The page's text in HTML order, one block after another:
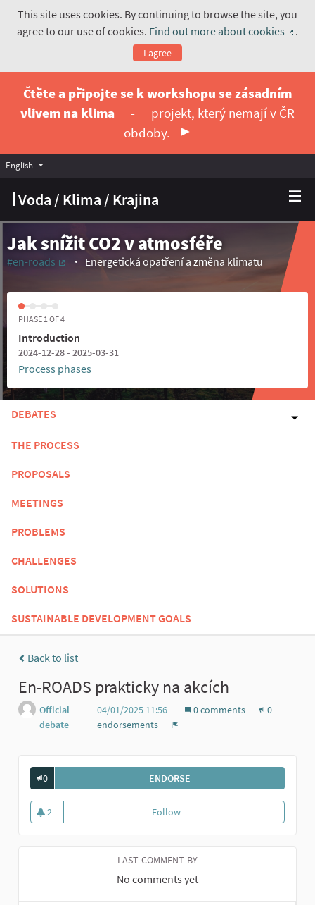
This site uses cookies. By continuing to browse the site, you
agree to our use of cookies. Find out more about cookies
.
I agree
Čtěte a připojte se k workshopu se zásadním
vlivem na klima
-
projekt, který nemají v ČR
obdoby.
Voda / Klima / Krajina
English Vyberte jazyk
Jak snížit CO2 v atmosféře
#en-roads
(External link)
Energetická opatření a změna klimatu
PHASE 1 OF 4
Introduction
2024-12-28 - 2025-03-31
Process phases
DEBATES
THE PROCESS
PROPOSALS
MEETINGS
PROBLEMS
CHALLENGES
SOLUTIONS
SUSTAINABLE DEVELOPMENT GOALS
Back to list
En-ROADS prakticky na akcích
Official
debate
04/01/2025 11:56 0 comments
0
endorsements
0 ENDORSE
2
2 followers
FollowEn-ROADS prakticky na akcích
LAST COMMENT BY
No comments yet